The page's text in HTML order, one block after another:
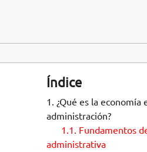
Índice
1. ¿Qué es la economía
administración?
1.1. Fundamentos
administrativa